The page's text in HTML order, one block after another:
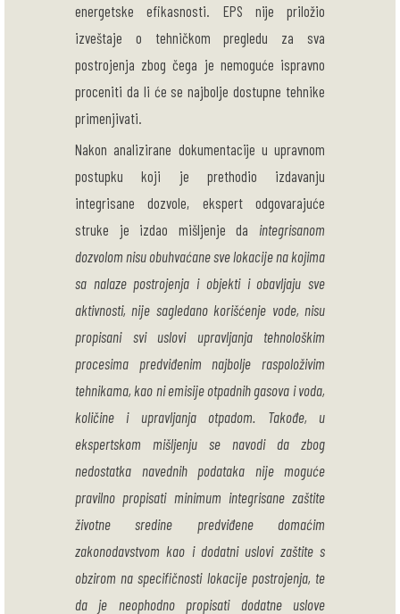
energetske efikasnosti. EPS nije priložio
izveštaje o tehničkom pregledu za sva
postrojenja zbog čega je nemoguće ispravno
proceniti da li će se najbolje dostupne tehnike
primenjivati.
Nakon analizirane dokumentacije u upravnom
postupku koji je prethodio izdavanju
integrisane dozvole, ekspert odgovarajuće
struke je izdao mišljenje da integrisanom
dozvolom nisu obuhvaćane sve lokacije na kojima
sa nalaze postrojenja i objekti i obavljaju sve
aktivnosti, nije sagledano korišćenje vode, nisu
propisani svi uslovi upravljanja tehnološkim
procesima predviđenim najbolje raspoloživim
tehnikama, kao ni emisije otpadnih gasova i voda,
količine i upravljanja otpadom. Takođe, u
ekspertskom mišljenju se navodi da zbog
nedostatka navednih podataka nije moguće
pravilno propisati minimum integrisane zaštite
životne sredine predviđene domaćim
zakonodavstvom kao i dodatni uslovi zaštite s
obzirom na specifičnosti lokacije postrojenja, te
da je neophodno propisati dodatne uslove